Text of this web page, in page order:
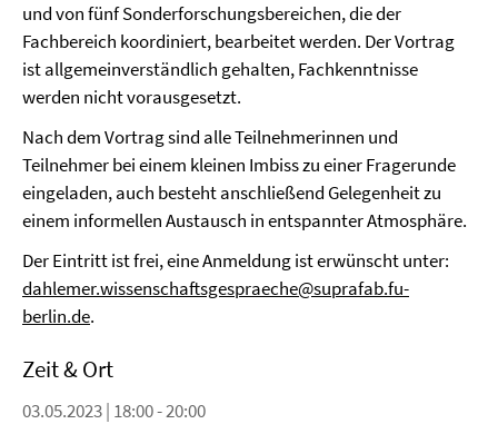
und von fünf Sonderforschungsbereichen, die der
Fachbereich koordiniert, bearbeitet werden. Der Vortrag
ist allgemeinverständlich gehalten, Fachkenntnisse
werden nicht vorausgesetzt.
Nach dem Vortrag sind alle Teilnehmerinnen und
Teilnehmer bei einem kleinen Imbiss zu einer Fragerunde
eingeladen, auch besteht anschließend Gelegenheit zu
einem informellen Austausch in entspannter Atmosphäre.
Der Eintritt ist frei, eine Anmeldung ist erwünscht unter:
dahlemer.wissenschaftsgespraeche@suprafab.fu-
berlin.de.
Zeit & Ort
03.05.2023 | 18:00 - 20:00